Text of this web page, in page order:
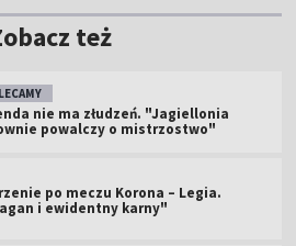
też
nie ma złudzeń. "Jagiellonia
powalczy o mistrzostwo"
po meczu Korona – Legia.
i ewidentny karny"